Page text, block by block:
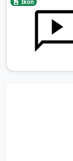
İkon